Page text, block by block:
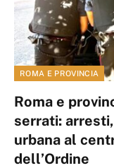
ROMA E PROVINCIA
Roma e
serrati:
urbana al
dell’Ordine